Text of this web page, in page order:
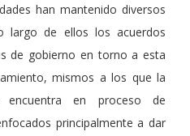
han mantenido diversos
largo de ellos los acuerdos
de gobierno en torno a esta
mismos a los que la
encuentra en proceso de
principalmente a dar